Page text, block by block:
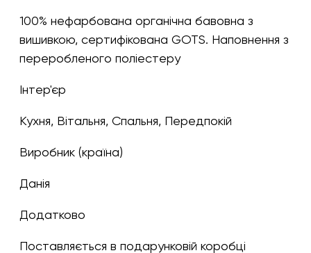
100% нефарбована органічна бавовна з
вишивкою, сертифікована GOTS. Наповнення з
переробленого поліестеру
Інтер'єр
Кухня, Вітальня, Спальня, Передпокій
Виробник (країна)
Данія
Додатково
Поставляється в подарунковій коробці